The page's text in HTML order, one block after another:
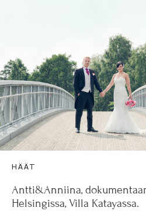
HÄÄT
Antti&Anniina,
Helsingissa, Villa Katayassa.